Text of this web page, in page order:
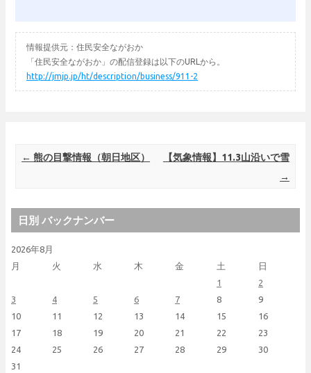
情報提供元：住民安全ながおか
「住民安全ながおか」の配信登録は以下のURLから。
http://jmjp.jp/ht/description/business/911-2
Post navigation
← 熊の目撃情報（朝日地区）
【気象情報】11.3山沿いで雪
→
日別 バックナンバー
2026年8月
月
火 水 木 金 土 日
1
2
3
4 5 6 7 8
9
10
11 12 13 14 15
16
17
18 19 20 21 22
23
24
25 26 27 28 29
30
31